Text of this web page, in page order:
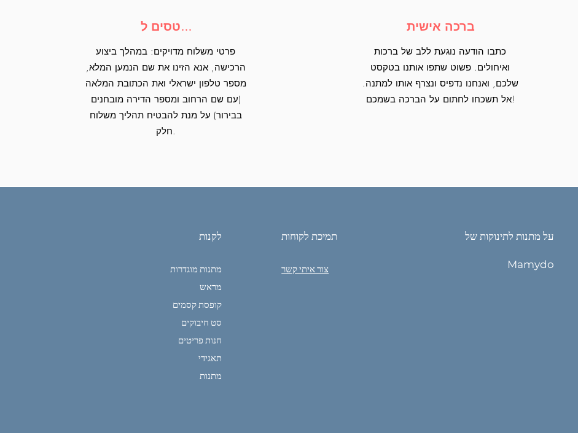
טסים ל...
פרטי משלוח מדויקים: במהלך ביצוע
הרכישה, אנא הזינו את שם הנמען המלא,
מספר טלפון ישראלי ואת הכתובת המלאה
(עם שם הרחוב ומספר הדירה מובחנים
בבירור) על מנת להבטיח תהליך משלוח
חלק.
ברכה אישית
כתבו הודעה נוגעת ללב של ברכות
ואיחולים. פשוט שתפו אותנו בטקסט
שלכם, ואנחנו נדפיס ונצרף אותו למתנה.
אל תשכחו לחתום על הברכה בשמכם!
לקנות
מתנות מוגדרות
מראש
קופסת קסמים
סט חיבוקים
חנות פריטים
תאגידי
מתנות
תמיכת לקוחות
צור איתי קשר
על מתנות לתינוקות של
Mamydo